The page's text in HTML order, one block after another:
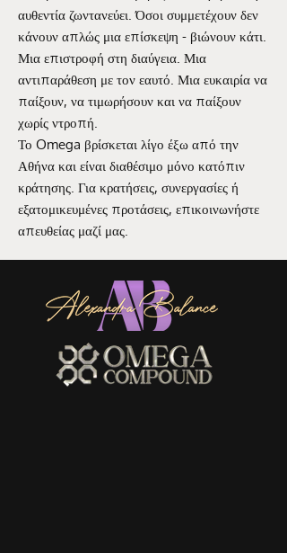
αυθεντία ζωντανεύει. Όσοι συμμετέχουν δεν
κάνουν απλώς μια επίσκεψη - βιώνουν κάτι.
Μια επιστροφή στη διαύγεια. Μια
αντιπαράθεση με τον εαυτό. Μια ευκαιρία να
παίξουν, να τιμωρήσουν και να παίξουν
χωρίς ντροπή.
Το Omega βρίσκεται λίγο έξω από την
Αθήνα και είναι διαθέσιμο μόνο κατόπιν
κράτησης. Για κρατήσεις, συνεργασίες ή
εξατομικευμένες προτάσεις, επικοινωνήστε
απευθείας μαζί μας.